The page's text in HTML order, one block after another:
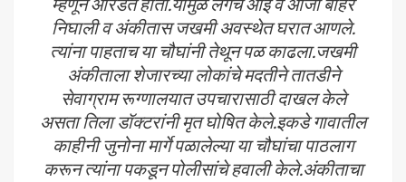
निघाली व अंकीतास जखमी अवस्थेत घरात आणले.
त्यांना पाहताच या चौघांनी तेथून पळ काढला.जखमी
अंकीताला शेजारच्या लोकांचे मदतीने तातडीने
सेवाग्राम रूग्णालयात उपचारासाठी दाखल केले
असता तिला डॉक्टरांनी मृत घोषित केले.इकडे गावातील
काहीनी जुनोना मार्गे पळालेल्या या चौघांचा पाठलाग
करून त्यांना पकडून पोलीसांचे हवाली केले.अंकीताचा